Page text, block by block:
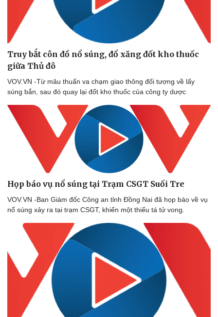
Thể thao
Bóng đá
Lịch thi đấu bóng đá
Thế giới thể thao
eSports
Hậu trường
Ô tô - Xe máy
Truy bắt côn đồ nổ súng, đổ xăng đốt kho thuốc
giữa Thủ đô
VOV.VN -Từ mâu thuấn va chạm giao thông đối tượng về lấy
súng bắn, sau đó quay lại đốt kho thuốc của công ty dược
Họp báo vụ nổ súng tại Trạm CSGT Suối Tre
VOV.VN -Ban Giám đốc Công an tỉnh Đồng Nai đã họp báo về vụ
nổ súng xảy ra tại trạm CSGT, khiến một thiếu tá tử vong.